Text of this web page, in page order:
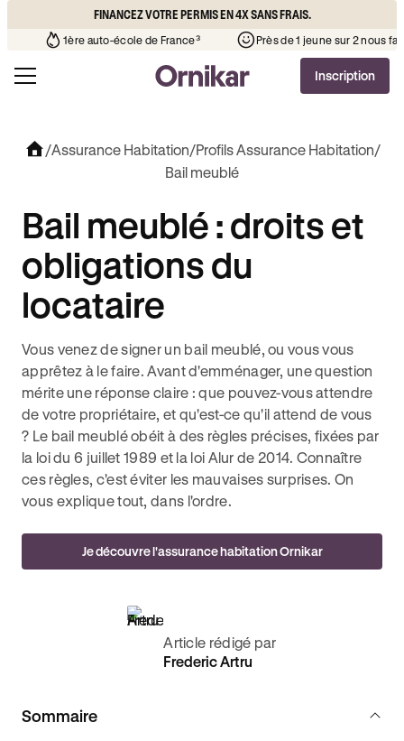
FINANCEZ VOTRE PERMIS EN 4X SANS FRAIS.
votre quartier¹ 1ère auto-école de France³ Près de 1
Inscription
/Assurance Habitation/Profils Assurance Habitation/
Bail meublé
Bail meublé : droits et
obligations du
locataire
Vous venez de signer un bail meublé, ou vous vous
apprêtez à le faire. Avant d'emménager, une question
mérite une réponse claire : que pouvez-vous attendre
de votre propriétaire, et qu'est-ce qu'il attend de vous
? Le bail meublé obéit à des règles précises, fixées par
la loi du 6 juillet 1989 et la loi Alur de 2014. Connaître
ces règles, c'est éviter les mauvaises surprises. On
vous explique tout, dans l'ordre.
Je découvre l'assurance habitation Ornikar
Article rédigé par
Frederic Artru
Sommaire